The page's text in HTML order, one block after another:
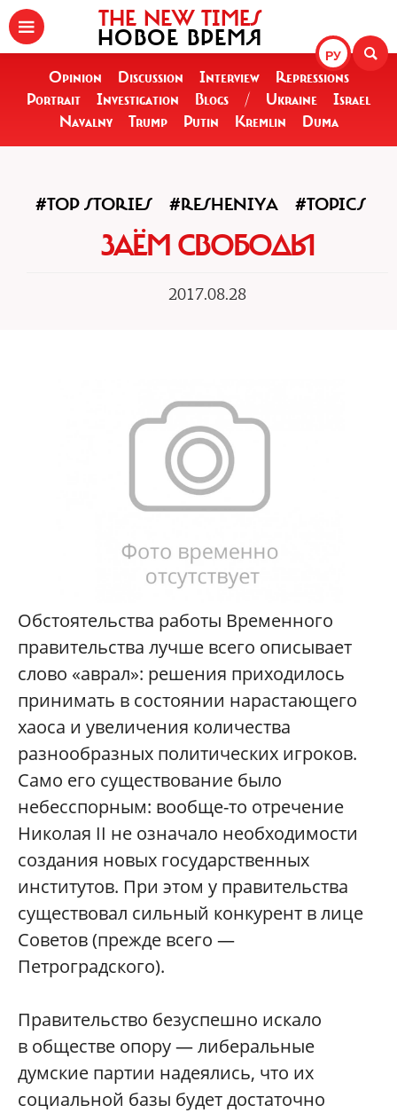
РУ
THE NEW TIMES
НОВОЕ ВРЕМЯ
Opinion Discussion Interview
Repressions
Portrait
Investigation Blogs / Ukraine
Israel
Navalny
Trump Putin Kremlin Duma
#TOP STORIES #RESHENIYA #TOPICS
ЗАЁМ СВОБОДЫ
2017.08.28
Обстоятельства работы Временного
правительства лучше всего описывает
слово «аврал»: решения приходилось
принимать в состоянии нарастающего
хаоса и увеличения количества
разнообразных политических игроков.
Само его существование было
небесспорным: вообще-то отречение
Николая II не означало необходимости
создания новых государственных
институтов. При этом у правительства
существовал сильный конкурент в лице
Советов (прежде всего —
Петроградского).
Правительство безуспешно искало
в обществе опору — либеральные
думские партии надеялись, что их
социальной базы будет достаточно